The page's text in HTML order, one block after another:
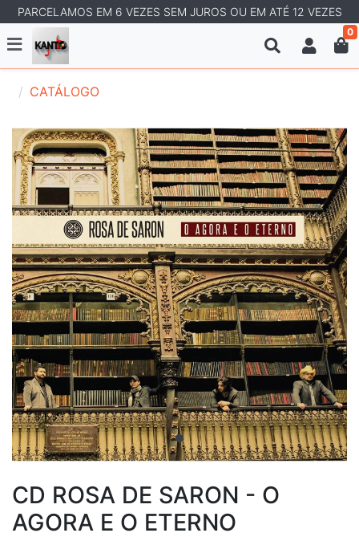
PARCELAMOS EM 6 VEZES SEM JUROS OU EM ATÉ 12 VEZES
0
CATÁLOGO
CD ROSA DE SARON - O
AGORA E O ETERNO